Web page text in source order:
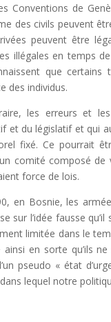
Conventions de
des civils peuvent
peuvent être
illégales en temps
que
des individus.
les erreurs et
et du législatif et qui
fixé. Ce pourrait
comité composé de
force de lois.
en Bosnie, les
sur l’idée fausse
limitée dans le
en sorte qu’ils
pseudo « état
lequel notre